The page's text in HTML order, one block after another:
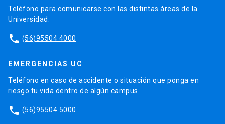
Teléfono para comunicarse con las distintas áreas de la
Universidad.
phone (56)95504 4000
EMERGENCIAS UC
Teléfono en caso de accidente o situación que ponga en
riesgo tu vida dentro de algún campus.
phone (56)95504 5000